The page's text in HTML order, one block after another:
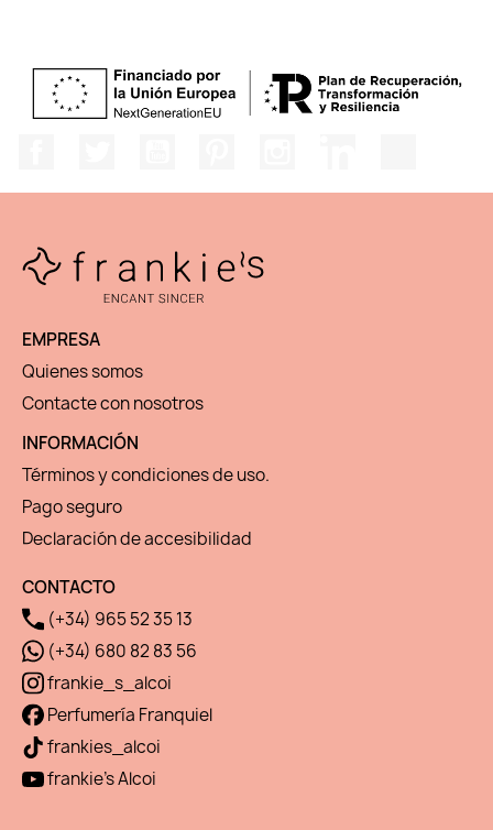
EMPRESA
Quienes somos
Contacte con nosotros
INFORMACIÓN
Términos y condiciones de uso.
Pago seguro
Declaración de accesibilidad
CONTACTO
(+34) 965 52 35 13
(+34) 680 82 83 56
frankie_s_alcoi
Perfumería Franquiel
frankies_alcoi
frankie's Alcoi